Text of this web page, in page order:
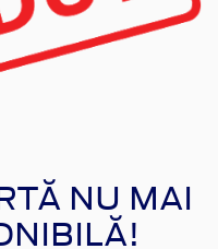
NU MAI